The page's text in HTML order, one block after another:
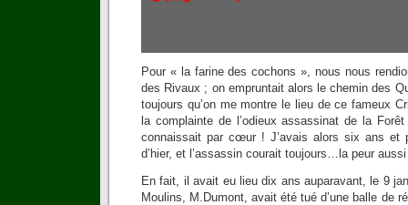
Pour « la farine des cochons », nous nous
des Rivaux ; on empruntait alors le chemin des
toujours qu’on me montre le lieu de ce fameux
la complainte de l’odieux assassinat de la
connaissait par cœur ! J’avais alors six ans et
d’hier, et l’assassin courait toujours…la peur
En fait, il avait eu lieu dix ans auparavant, le 9
Moulins, M.Dumont, avait été tué d’une balle de